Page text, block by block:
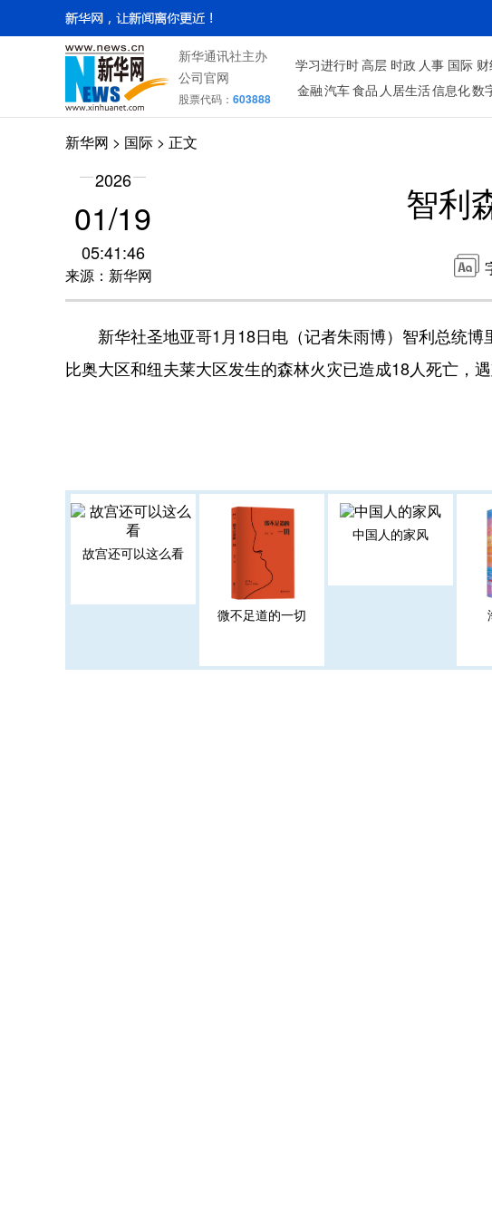
新华通讯社主办
公司官网
股票代码： 603888
学习进行时 高层 时政 人事 国际 财
金融 汽车 食品 人居生活信息化数
新华网 > 国际 > 正文
2026
01/19
05:41:46
来源：新华网
智利
新华社圣地亚哥1月18日电（记者朱雨博）智利总统博
比奥大区和纽夫莱大区发生的森林火灾已造成18人死亡，
故宫还可以这么看
微不足道的一切
中国人的家风